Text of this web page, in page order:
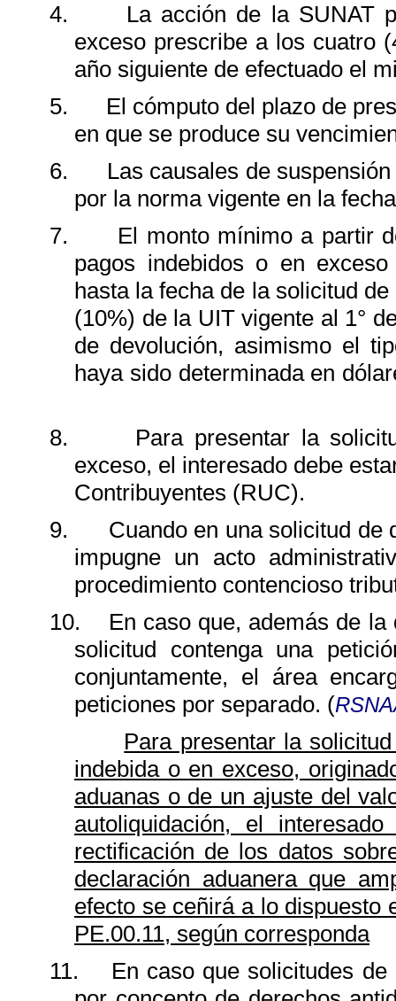
4.
La acción de la SUNAT
exceso prescribe a los cuatro
año siguiente de efectuado el
5.
El cómputo del plazo de
en que se produce su
6.
Las causales de
por la norma vigente en la
7.
El monto mínimo a partir
pagos indebidos o en
hasta la fecha de la solicitud
(10%) de la UIT vigente al 1°
de devolución, asimismo el
haya sido determinada en
8.
Para presentar la
exceso, el interesado debe
Contribuyentes (RUC).
9.
Cuando en una solicitud de
impugne un acto
procedimiento contencioso
10.
En caso que, además de
solicitud contenga una
conjuntamente, el área
peticiones por separado. (
Para presentar la
indebida o en exceso,
aduanas o de un ajuste del
autoliquidación, el
rectificación de los datos
declaración aduanera que
efecto se ceñirá a lo dispuesto
PE.00.11, según corresponda
11.
En caso que solicitudes